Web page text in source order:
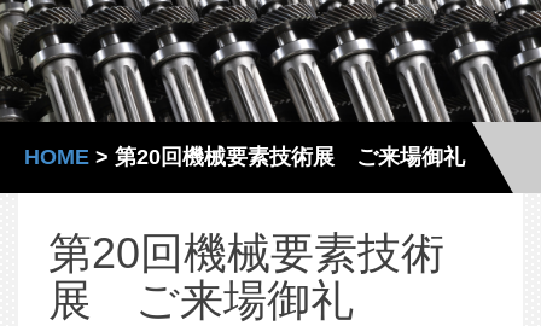
HOME > 第20回機械要素技術展 ご来場御礼
第20回機械要素技術
展 ご来場御礼